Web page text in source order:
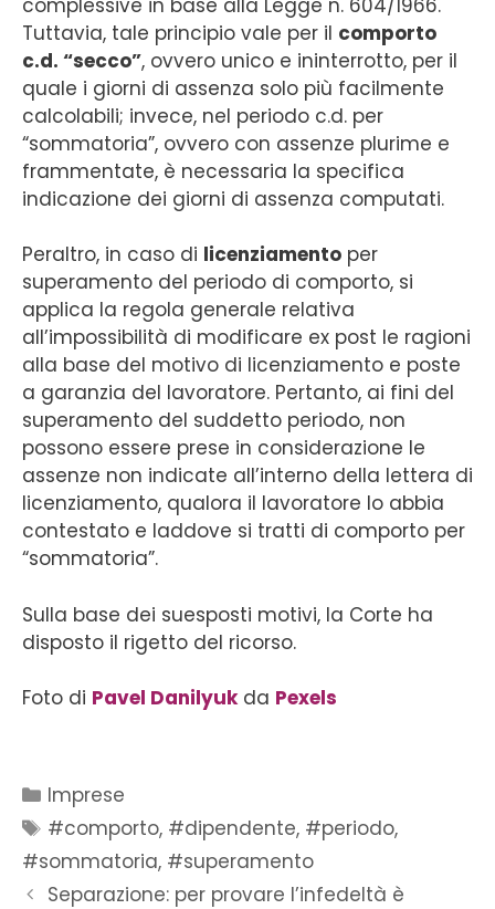
Tuttavia, tale principio vale per il comporto
c.d. “secco”, ovvero unico e ininterrotto, per il
quale i giorni di assenza solo più facilmente
calcolabili; invece, nel periodo c.d. per
“sommatoria”, ovvero con assenze plurime e
frammentate, è necessaria la specifica
indicazione dei giorni di assenza computati.
Peraltro, in caso di licenziamento per
superamento del periodo di comporto, si
applica la regola generale relativa
all’impossibilità di modificare ex post le ragioni
alla base del motivo di licenziamento e poste
a garanzia del lavoratore. Pertanto, ai fini del
superamento del suddetto periodo, non
possono essere prese in considerazione le
assenze non indicate all’interno della lettera di
licenziamento, qualora il lavoratore lo abbia
contestato e laddove si tratti di comporto per
“sommatoria”.
Sulla base dei suesposti motivi, la Corte ha
disposto il rigetto del ricorso.
Foto di Pavel Danilyukda Pexels
Imprese
#comporto, #dipendente, #periodo,
#sommatoria, #superamento
Separazione: per provare l’infedeltà è